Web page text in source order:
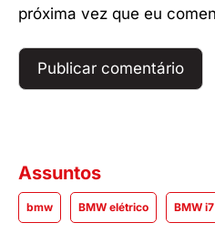
próxima vez que eu
Assuntos
bmw BMW elétrico BMW i7